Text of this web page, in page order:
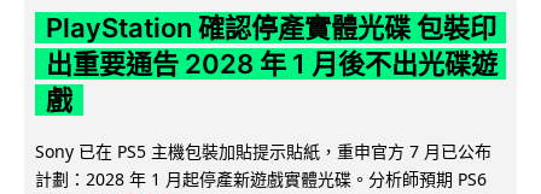
PlayStation 確認停產實體光碟 包裝印
出重要通告 2028 年 1 月後不出光碟遊
戲
Sony 已在 PS5 主機包裝加貼提示貼紙，重申官方 7 月已公布
計劃：2028 年 1 月起停產新遊戲實體光碟。分析師預期 PS6